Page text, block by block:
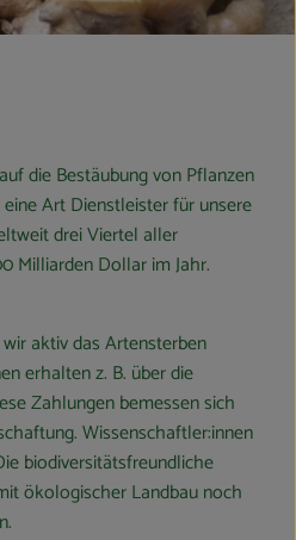
die Bestäubung von Pflanzen
Art Dienstleister für unsere
drei Viertel aller
Milliarden Dollar im Jahr.
aktiv das Artensterben
erhalten z. B. über die
Zahlungen bemessen sich
Wissenschaftler:innen
biodiversitätsfreundliche
ökologischer Landbau noch